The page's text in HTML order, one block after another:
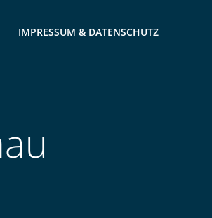
IMPRESSUM & DATENSCHUTZ